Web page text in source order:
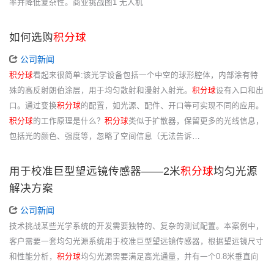
率并降低复杂性。商业挑战图1 无人机
如何选购积分球
公司新闻
积分球看起来很简单:该光学设备包括一个中空的球形腔体，内部涂有特
殊的高反射朗伯涂层，用于均匀散射和漫射入射光。 积分球设有入口和出
口。通过变换积分球 的配置，如光源、配件、开口等可实现不同的应用。
积分球 的工作原理是什么？ 积分球类似于扩散器，保留更多的光线信息，
包括光的颜色、强度等，忽略了空间信息（无法告诉…
用于校准巨型望远镜传感器——2米积分球均匀光源
解决方案
公司新闻
技术挑战某些光学系统的开发需要独特的、复杂的测试配置。本案例中，
客户需要一套均匀光源系统用于校准巨型望远镜传感器，根据望远镜尺寸
和性能分析， 积分球均匀光源需要满足高光通量，并有一个0.8米垂直向